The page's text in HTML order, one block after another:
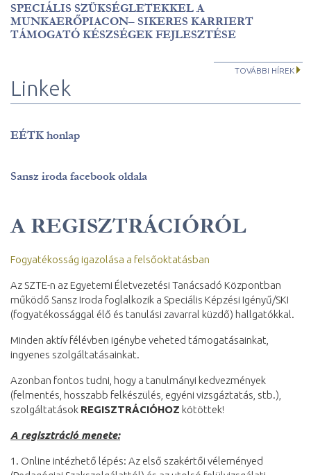
SPECIÁLIS SZÜKSÉGLETEKKEL A
MUNKAERŐPIACON– SIKERES KARRIERT
TÁMOGATÓ KÉSZSÉGEK FEJLESZTÉSE
TOVÁBBI HÍREK
Linkek
EÉTK honlap
Sansz iroda facebook oldala
A REGISZTRÁCIÓRÓL
Fogyatékosság igazolása a felsőoktatásban
Az SZTE-n az Egyetemi Életvezetési Tanácsadó Központban
működő Sansz Iroda foglalkozik a Speciális Képzési Igényű/SKI
(fogyatékossággal élő és tanulási zavarral küzdő) hallgatókkal.
Minden aktív félévben igénybe veheted támogatásainkat,
ingyenes szolgáltatásainkat.
Azonban fontos tudni, hogy a tanulmányi kedvezmények
(felmentés, hosszabb felkészülés, egyéni vizsgáztatás, stb.),
szolgáltatások REGISZTRÁCIÓHOZ kötöttek!
A regisztráció menete:
1. Online intézhető lépés: Az első szakértői véleményed